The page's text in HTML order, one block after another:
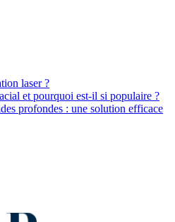
laser ?
et pourquoi est-il si populaire ?
profondes : une solution efficace